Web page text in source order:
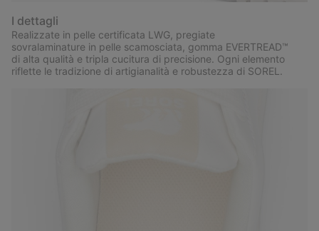
I dettagli
Realizzate in pelle certificata LWG, pregiate
sovralaminature in pelle scamosciata, gomma EVERTREAD™
di alta qualità e tripla cucitura di precisione. Ogni elemento
riflette le tradizione di artigianalità e robustezza di SOREL.